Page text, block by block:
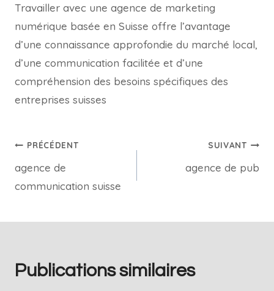
Travailler avec une agence de marketing
numérique basée en Suisse offre l’avantage
d’une connaissance approfondie du marché local,
d’une communication facilitée et d’une
compréhension des besoins spécifiques des
entreprises suisses
PRÉCÉDENT
agence de
communication suisse
SUIVANT
agence de pub
Publications similaires